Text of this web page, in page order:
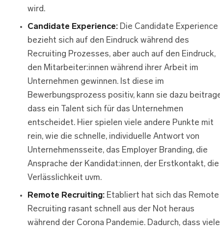
wird.
Candidate Experience: Die Candidate Experience
bezieht sich auf den Eindruck während des
Recruiting Prozesses, aber auch auf den Eindruck,
den Mitarbeiter:innen während ihrer Arbeit im
Unternehmen gewinnen. Ist diese im
Bewerbungsprozess positiv, kann sie dazu
dass ein Talent sich für das Unternehmen
entscheidet. Hier spielen viele andere Punkte mit
rein, wie die schnelle, individuelle Antwort von
Unternehmensseite, das Employer Branding, die
Ansprache der Kandidat:innen, der Erstkontakt, die
Verlässlichkeit uvm.
Remote Recruiting: Etabliert hat sich das Remote
Recruiting rasant schnell aus der Not heraus
während der Corona Pandemie. Dadurch, dass viele